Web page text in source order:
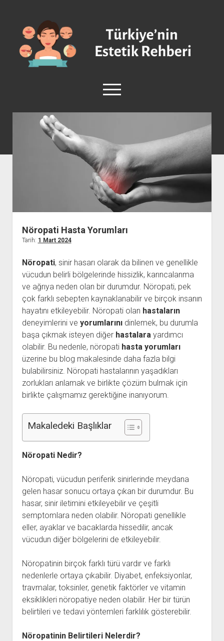
Türkiye'nin
Estetik
Rehberi
menüyü
aç
facebookinstagram
Anasayfa
Burun Estetiği
Göğüs Estetiği
Vücut Estetiği
Yüz Estetiği
Hakkımızda
İletişim
Nöropati Hasta Yorumları
Tarih: 1 Mart 2024
Nöropati, sinir hasarı olarak da bilinen ve genellikle
vücudun belirli bölgelerinde hissizlik, karıncalanma
ve ağrıya neden olan bir durumdur. Nöropati, pek
çok farklı sebepten kaynaklanabilir ve birçok insanın
hayatını etkileyebilir. Nöropati olan hastaların
deneyimlerini ve yorumlarınıdinlemek, bu durumla
başa çıkmak isteyen diğer hastalara yardımcı
olabilir. Bu nedenle, nöropati hasta yorumları
üzerine bu blog makalesinde daha fazla bilgi
bulabilirsiniz. Nöropati hastalarının yaşadıkları
zorlukları anlamak ve birlikte çözüm bulmak için
birlikte çalışmamız gerektiğine inanıyorum.
Makaledeki Başlıklar
Nöropati Nedir?
Nöropati, vücudun periferik sinirlerinde meydana
gelen hasar sonucu ortaya çıkan bir durumdur. Bu
hasar, sinir iletimini etkileyebilir ve çeşitli
semptomlara neden olabilir. Nöropati genellikle
eller, ayaklar ve bacaklarda hissedilir, ancak
vücudun diğer bölgelerini de etkileyebilir.
Nöropatinin birçok farklı türü vardır ve farklı
nedenlerle ortaya çıkabilir. Diyabet, enfeksiyonlar,
travmalar, toksinler, genetik faktörler ve vitamin
eksiklikleri nöropatiye neden olabilir. Her bir türün
belirtileri ve tedavi yöntemleri farklılık gösterebilir.
Nöropatinin Belirtileri Nelerdir?